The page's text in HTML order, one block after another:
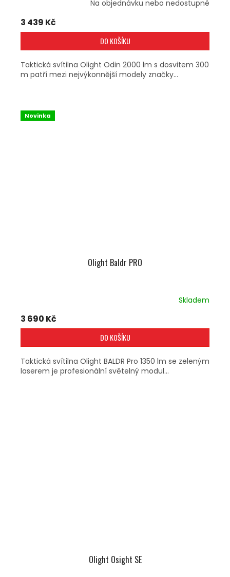
Na objednávku nebo nedostupné
3 439 Kč
DO KOŠÍKU
Taktická svítilna Olight Odin 2000 lm s dosvitem 300
m patří mezi nejvýkonnější modely značky...
Novinka
Olight Baldr PRO
Skladem
3 690 Kč
DO KOŠÍKU
Taktická svítilna Olight BALDR Pro 1350 lm se zeleným
laserem je profesionální světelný modul...
Olight Osight SE